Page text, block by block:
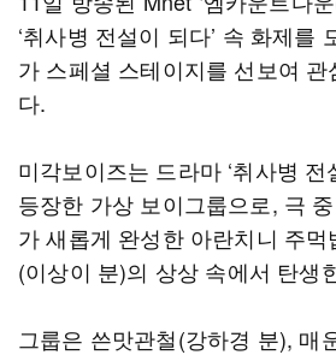
‘취사병 전설이 되다’ 속 화제를
가 스페셜 스테이지를 선보여 관
다.
미각보이즈는 드라마 ‘취사병 전
등장한 가상 보이그룹으로, 극
가 새롭게 완성한 아란치니 주먹
(이상이 분)의 상상 속에서 탄생
그룹은 쓴맛관철(강하경 분), 매